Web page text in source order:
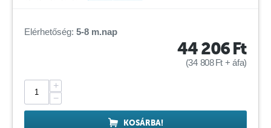
Elérhetőség: 5-8 m.nap
44 206Ft
(34 808Ft + áfa)
+
−
KOSÁRBA!